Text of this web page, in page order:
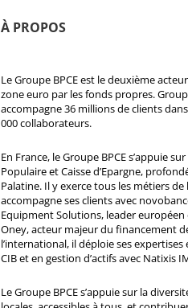
À PROPOS
Le Groupe BPCE est le deuxième
zone euro par les fonds propres.
accompagne 36 millions de clients
000 collaborateurs.
En France, le Groupe BPCE s’appuie
Populaire et Caisse d’Epargne,
Palatine. Il y exerce tous les métiers de
accompagne ses clients avec
Equipment Solutions, leader
Oney, acteur majeur du financement
l’international, il déploie ses
CIB et en gestion d’actifs avec Natixis
Le Groupe BPCE s’appuie sur la